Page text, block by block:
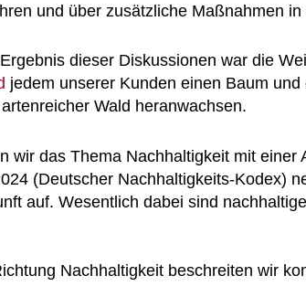
und über zusätzliche Maßnahmen
dieser Diskussionen war die
jedem unserer Kunden einen Baum
Wald heranwachsen.
wir das Thema Nachhaltigkeit mit
(Deutscher Nachhaltigkeits-Kodex)
auf. Wesentlich dabei sind
Nachhaltigkeit beschreiten wir